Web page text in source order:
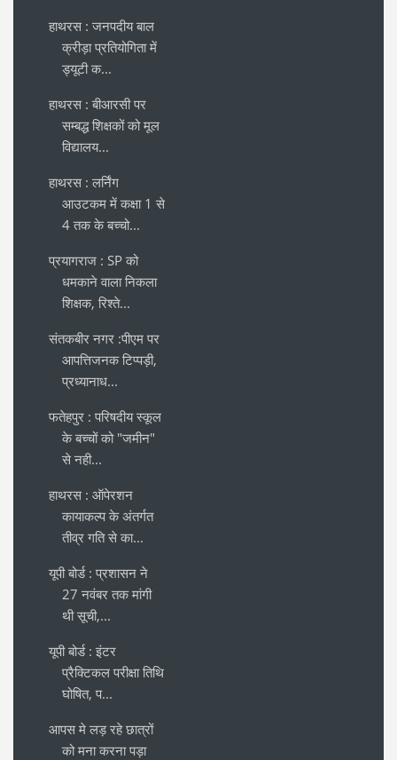
हाथरस : जनपदीय बाल
क्रीड़ा प्रतियोगिता में
ड्यूटी क...
हाथरस : बीआरसी पर
सम्बद्ध शिक्षकों को मूल
विद्यालय...
हाथरस : लर्निंग
आउटकम में कक्षा 1 से
4 तक के बच्चो...
प्रयागराज : SP को
धमकाने वाला निकला
शिक्षक, रिश्ते...
संतकबीर नगर :पीएम पर
आपत्तिजनक टिप्पड़ी,
प्रध्यानाध...
फतेहपुर : परिषदीय स्कूल
के बच्चों को "जमीन"
से नही...
हाथरस : ऑपेरशन
कायाकल्प के अंतर्गत
तीव्र गति से का...
यूपी बोर्ड : प्रशासन ने
27 नवंबर तक मांगी
थी सूची,...
यूपी बोर्ड : इंटर
प्रैक्टिकल परीक्षा तिथि
घोषित, प...
आपस मे लड़ रहे छात्रों
को मना करना पड़ा